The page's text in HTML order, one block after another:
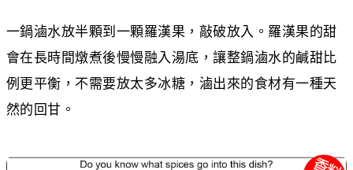
一鍋滷水放半顆到一顆羅漢果，敲破放入。羅漢果的甜
會在長時間燉煮後慢慢融入湯底，讓整鍋滷水的鹹甜比
例更平衡，不需要放太多冰糖，滷出來的食材有一種天
然的回甘。